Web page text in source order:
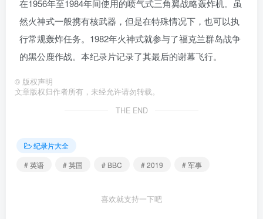
在1956年至1984年间使用的喷气式三角翼战略轰炸机。虽
然火神式一般携有核武器，但是在特殊情况下，也可以执
行常规轰炸任务。1982年火神式就参与了福克兰群岛战争
的黑公鹿作战。本纪录片记录了其最后的谢幕飞行。
© 版权声明
文章版权归作者所有，未经允许请勿转载。
THE END
纪录片大全
# 英语
# 英国 # BBC # 2019 # 军事
喜欢就支持一下吧